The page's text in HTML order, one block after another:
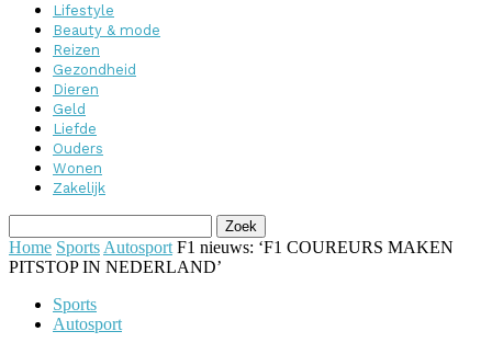
Lifestyle
Beauty & mode
Reizen
Gezondheid
Dieren
Geld
Liefde
Ouders
Wonen
Zakelijk
Home Sports Autosport F1 nieuws: ‘F1 COUREURS MAKEN
PITSTOP IN NEDERLAND’
Sports
Autosport